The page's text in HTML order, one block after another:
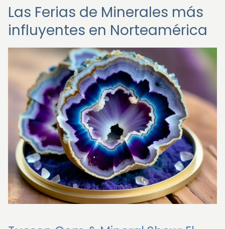
Las Ferias de Minerales más
influyentes en Norteamérica